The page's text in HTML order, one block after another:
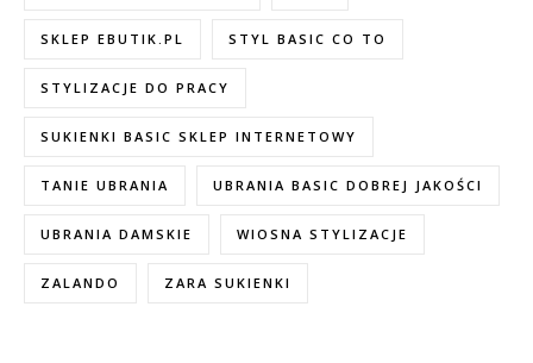
SKLEP EBUTIK.PL STYL BASIC CO TO
STYLIZACJE DO PRACY
SUKIENKI BASIC SKLEP INTERNETOWY
TANIE UBRANIA UBRANIA BASIC DOBREJ JAKOŚCI
UBRANIA DAMSKIE WIOSNA STYLIZACJE
ZALANDO ZARA SUKIENKI